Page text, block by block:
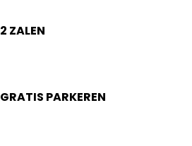
2 ZALEN
GRATIS PARKEREN